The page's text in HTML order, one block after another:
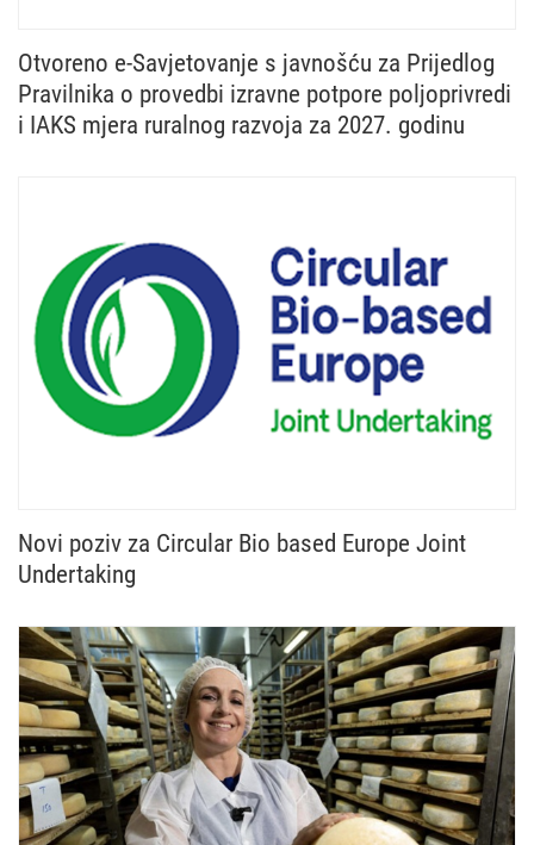
Otvoreno e-Savjetovanje s javnošću za Prijedlog
Pravilnika o provedbi izravne potpore poljoprivredi
i IAKS mjera ruralnog razvoja za 2027. godinu
Novi poziv za Circular Bio based Europe Joint
Undertaking